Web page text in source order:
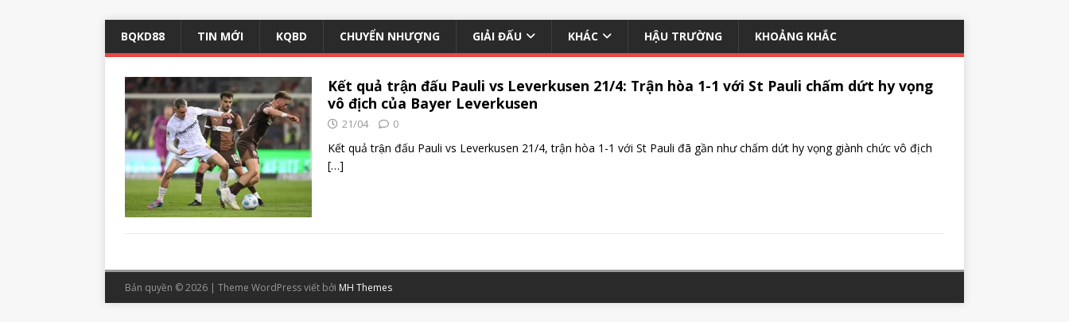
BQKD88 TIN MỚI KQBD CHUYỂN NHƯỢNG GIẢI ĐẤU KHÁC HẬU TRƯỜNG KHOẢNG KHẮC
Kết quả trận đấu Pauli vs Leverkusen 21/4: Trận hòa 1-1 với St Pauli chấm dứt hy vọng
vô địch của Bayer Leverkusen
21/04 0
Kết quả trận đấu Pauli vs Leverkusen 21/4, trận hòa 1-1 với St Pauli đã gần như chấm dứt hy vọng giành chức vô địch
[…]
Bản quyền © 2026 | Theme WordPress viết bởi MH Themes